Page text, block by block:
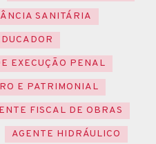
SANITÁRIA
EXECUÇÃO PENAL
E PATRIMONIAL
FISCAL DE OBRAS
AGENTE HIDRÁULICO